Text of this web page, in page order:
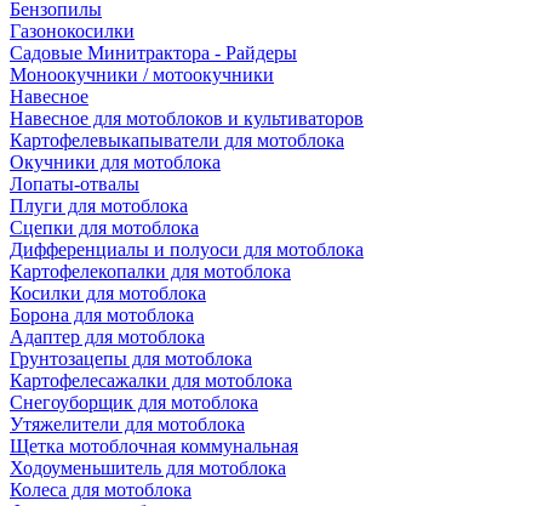
Бензопилы
Газонокосилки
Садовые Минитрактора - Райдеры
Моноокучники / мотоокучники
Навесное
Навесное для мотоблоков и культиваторов
Картофелевыкапыватели для мотоблока
Окучники для мотоблока
Лопаты-отвалы
Плуги для мотоблока
Сцепки для мотоблока
Дифференциалы и полуоси для мотоблока
Картофелекопалки для мотоблока
Косилки для мотоблока
Борона для мотоблока
Адаптер для мотоблока
Грунтозацепы для мотоблока
Картофелесажалки для мотоблока
Снегоуборщик для мотоблока
Утяжелители для мотоблока
Щетка мотоблочная коммунальная
Ходоуменьшитель для мотоблока
Колеса для мотоблока